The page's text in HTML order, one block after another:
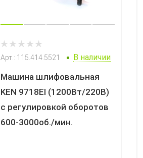
Арт.: 115.414.5521 В наличии
Машина шлифовальная
KEN 9718EI (1200Вт/220В)
с регулировкой оборотов
600-3000об./мин.